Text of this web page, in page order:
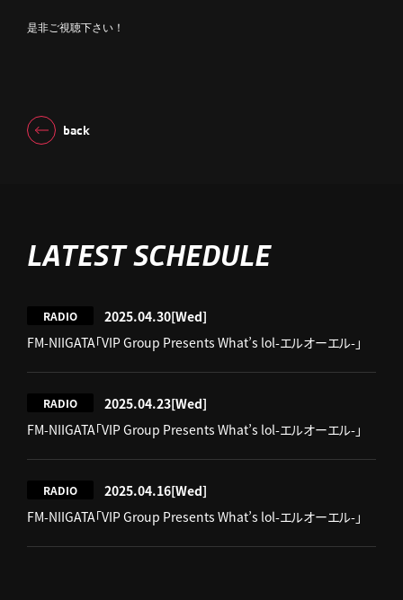
是非ご視聴下さい！
back
LATEST SCHEDULE
RADIO 2025.04.30[Wed]
FM-NIIGATA「VIP Group Presents What’s lol-エルオーエル-」
RADIO 2025.04.23[Wed]
FM-NIIGATA「VIP Group Presents What’s lol-エルオーエル-」
RADIO 2025.04.16[Wed]
FM-NIIGATA「VIP Group Presents What’s lol-エルオーエル-」